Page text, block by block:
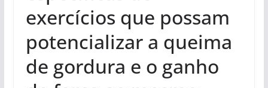
exercícios que possam
potencializar a queima
de gordura e o ganho